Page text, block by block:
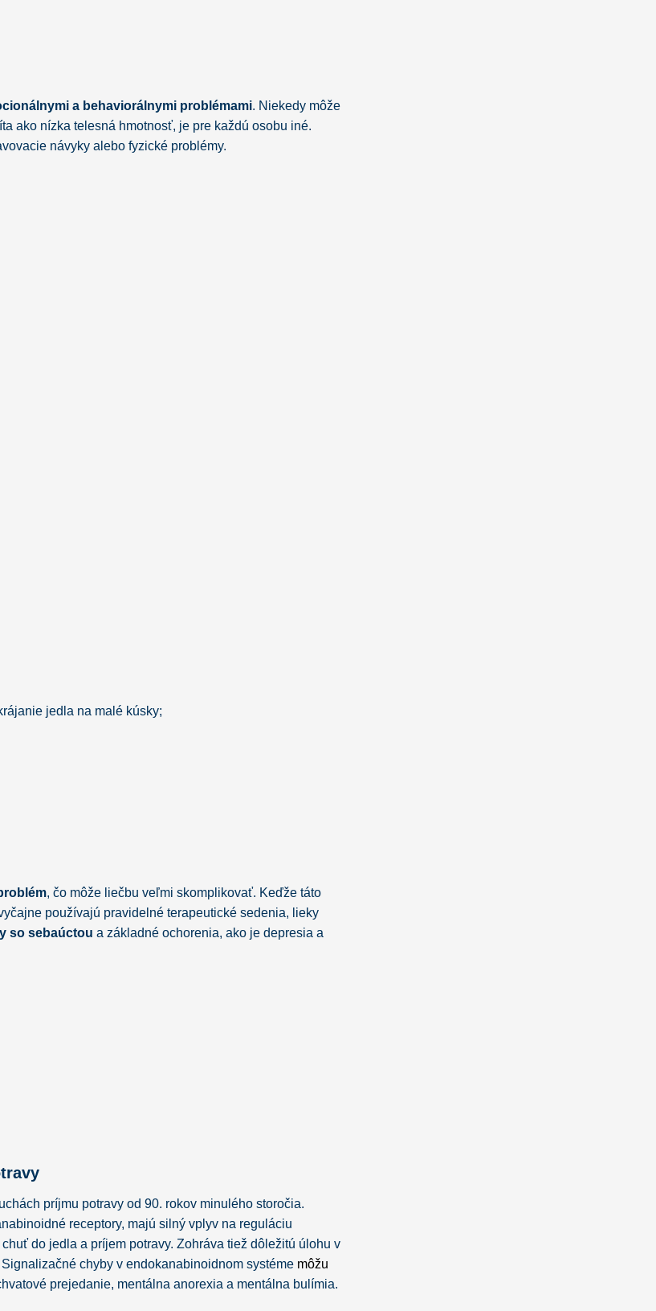
a behaviorálnymi problémami. Niekedy môže
ako nízka telesná hmotnosť, je pre každú osobu iné.
návyky alebo fyzické problémy.
jedla na malé kúsky;
, čo môže liečbu veľmi skomplikovať. Keďže táto
používajú pravidelné terapeutické sedenia, lieky
so sebaúctou a základné ochorenia, ako je depresia a
príjmu potravy od 90. rokov minulého storočia.
receptory, majú silný vplyv na reguláciu
do jedla a príjem potravy. Zohráva tiež dôležitú úlohu v
chyby v endokanabinoidnom systéme môžu
prejedanie, mentálna anorexia a mentálna bulímia.